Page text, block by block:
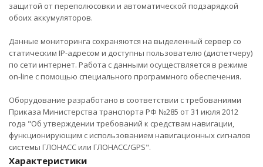
защитой от переполюсовки и автоматической подзарядкой
обоих аккумуляторов.
Данные мониторинга сохраняются на выделенный сервер со
статическим IP-адресом и доступны пользователю (диспетчеру)
по сети интернет. Работа с данными осуществляется в режиме
on-line с помощью специального программного обеспечения.
Оборудование разработано в соответствии с требованиями
Приказа Министерства транспорта РФ №285 от 31 июля 2012
года "Об утверждении требований к средствам навигации,
функционирующим с использованием навигационных сигналов
системы ГЛОНАСС или ГЛОНАСС/GPS".
Характеристики